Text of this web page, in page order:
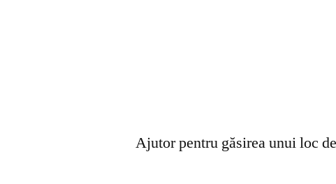
Ajutor pentru găsirea unui loc